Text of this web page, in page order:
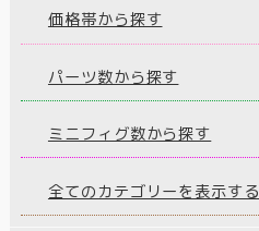
価格帯から探す
パーツ数から探す
ミニフィグ数から探す
全てのカテゴリーを表示する